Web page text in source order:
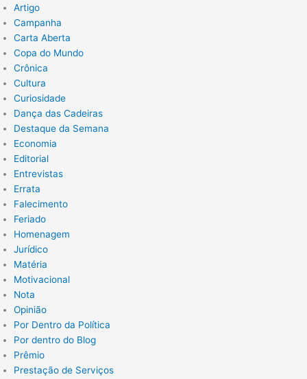
Artigo
Campanha
Carta Aberta
Copa do Mundo
Crônica
Cultura
Curiosidade
Dança das Cadeiras
Destaque da Semana
Economia
Editorial
Entrevistas
Errata
Falecimento
Feriado
Homenagem
Jurídico
Matéria
Motivacional
Nota
Opinião
Por Dentro da Política
Por dentro do Blog
Prêmio
Prestação de Serviços